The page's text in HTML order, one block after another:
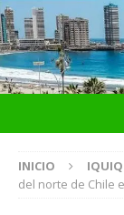
INICIO
del norte de Chile